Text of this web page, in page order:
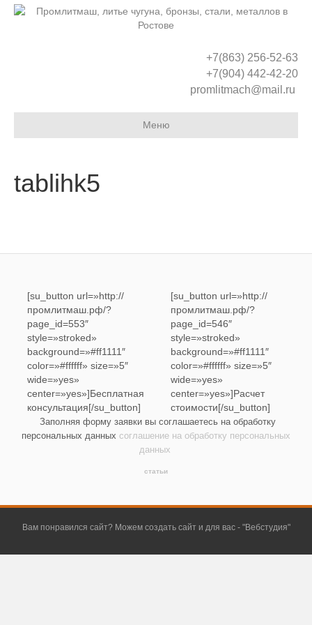
+7(863) 256-52-63
+7(904) 442-42-20
promlitmach@mail.ru
Меню
tablihk5
[su_button url=»http://
промлитмаш.рф/?
page_id=553″
style=»stroked»
background=»#ff1111″
color=»#ffffff» size=»5″
wide=»yes»
center=»yes»]Бесплатная
консультация[/su_button]
[su_button url=»http://
промлитмаш.рф/?
page_id=546″
style=»stroked»
background=»#ff1111″
color=»#ffffff» size=»5″
wide=»yes»
center=»yes»]Расчет
стоимости[/su_button]
Заполняя форму заявки вы соглашаетесь на обработку
персональных данных соглашение на обработку персональных
данных
статьи
Вам понравился сайт? Можем создать сайт и для вас - "Вебстудия"